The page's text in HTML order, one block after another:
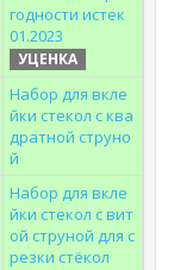
годности истек
01.2023
УЦЕНКА
Набор для вкле
йки стекол с ква
дратной струно
й
Набор для вкле
йки стекол с вит
ой струной для с
резки стёкол